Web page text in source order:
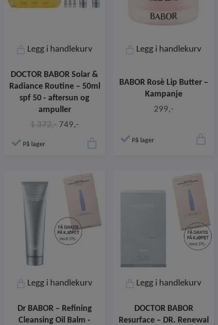
Legg i handlekurv
DOCTOR BABOR Solar &
Radiance Routine – 50ml
spf 50 - aftersun og
ampuller
1 372,- 749,-
På lager
Legg i handlekurv
BABOR Rosè Lip Butter –
Kampanje
299,-
På lager
Legg i handlekurv
Dr BABOR – Refining
Cleansing Oil Balm -
Legg i handlekurv
DOCTOR BABOR
Resurface – DR. Renewal